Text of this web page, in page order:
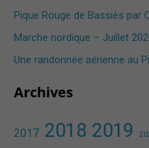
Pique Rouge de Bassiès par
Marche nordique – Juillet
Une randonnée aérienne au
Archives
2017 2018 2019